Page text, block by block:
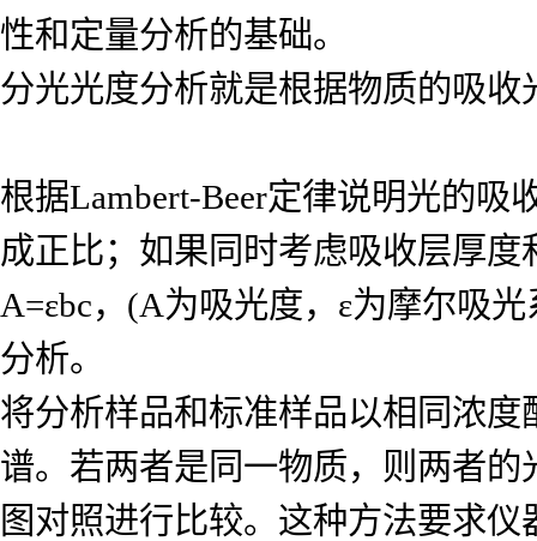
性和定量分析的基础。
分光光度分析就是根据物质的吸
根据Lambert-Beer定律说明光的
成正比；如果同时考虑吸收层厚
A=εbc，(A为吸光度，ε为摩尔吸
分析。
将分析样品和标准样品以相同浓
谱。若两者是同一物质，则两者
图对照进行比较。这种方法要求